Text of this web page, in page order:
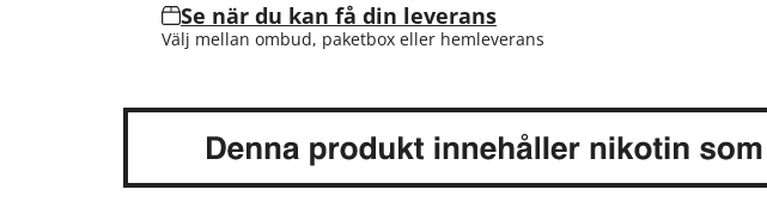
Se när du kan få din leverans
Välj mellan ombud, paketbox eller hemleverans